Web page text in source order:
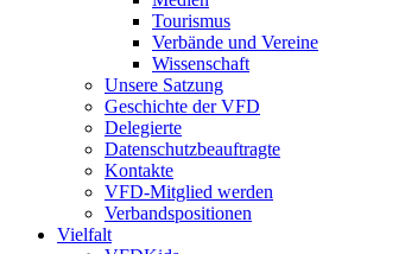
Tourismus
Verbände und Vereine
Wissenschaft
Unsere Satzung
Geschichte der VFD
Delegierte
Datenschutzbeauftragte
Kontakte
VFD-Mitglied werden
Verbandspositionen
Vielfalt